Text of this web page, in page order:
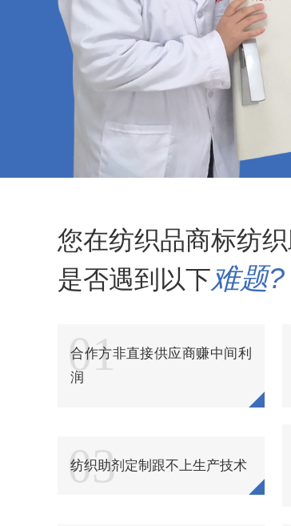
纺织品玻尿酸整理剂
纺织品多功能整理剂
纺织品多功能除油剂
纺织品加白软油剂
纺织品平幅除油剂
纺织品高浓乳化除油剂
纺织品高浓亲水平滑剂
纺织品柔软粘合剂
纺织品环保硬挺剂
您在纺织品商标纺
是否遇到以下难题?
01
合作方非直接供应商赚中间利
润
03
纺织助剂定制跟不上生产技术